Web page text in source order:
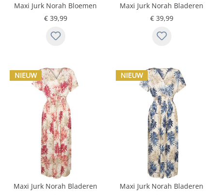
Maxi Jurk Norah Bloemen
Ecru
€ 39,99
Maxi Jurk Norah Bladeren
Groen
€ 39,99
NIEUW
Maxi Jurk Norah Bladeren
NIEUW
Maxi Jurk Norah Bladeren